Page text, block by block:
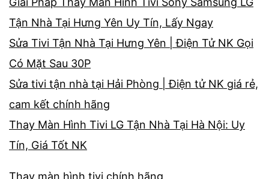
Tận Nhà Tại Hưng Yên Uy Tín, Lấy Ngay
Sửa Tivi Tận Nhà Tại Hưng Yên | Điện Tử NK Gọi
Có Mặt Sau 30P
Sửa tivi tận nhà tại Hải Phòng | Điện tử NK giá rẻ,
cam kết chính hãng
Thay Màn Hình Tivi LG Tận Nhà Tại Hà Nội: Uy
Tín, Giá Tốt NK